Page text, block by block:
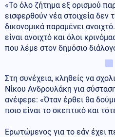
«Το όλο ζήτημα εξ ορισμού
εισφερθούν νέα στοιχεία δεν
δικονομικά παραμένει
είναι ανοιχτό και όλοι
που λέμε στον δημόσιο
Στη συνέχεια, κληθείς να
Νίκου Ανδρουλάκη για
ανέφερε: «Όταν έρθει θα
ποιο είναι το σκεπτικό και
Ερωτώμενος για το εάν έχει